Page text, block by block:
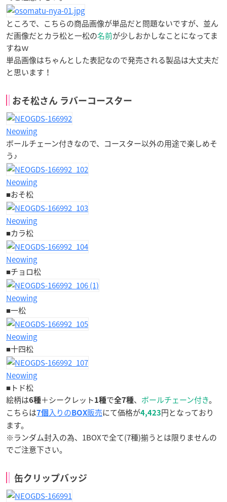
ところで、こちらの商品画像が単品だと問題ないですが、並ん
だ画像だとカラ松と一松の名前が少しおかしなことになってま
すねｗ
単品画像はちゃんとした表記なので発売される製品は大丈夫だ
と思います！
おそ松さん ラバーコースター
Neowing
ボールチェーン付きなので、コースター以外の用途で楽しめそ
う♪
Neowing
■おそ松
Neowing
■カラ松
Neowing
■チョロ松
Neowing
■一松
Neowing
■十四松
Neowing
■トド松
絵柄は6種＋シークレット 1種で全7種、 ボールチェーン付き。
こちらは7個 入りのBOX販売にて価格が4,423円となっており
ます。
※ランダム封入の為、1BOXで全て(7種)揃うとは限りませんの
でご注意下さい。
缶クリップバッジ